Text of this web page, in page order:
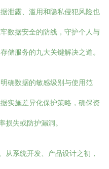
泄露、滥用和隐私侵犯风险也
数据安全的防线，守护个人与
储服务的九大关键解决之道。
确数据的敏感级别与使用范
实施差异化保护策略，确保资
损失或防护漏洞。
从系统开发、产品设计之初，